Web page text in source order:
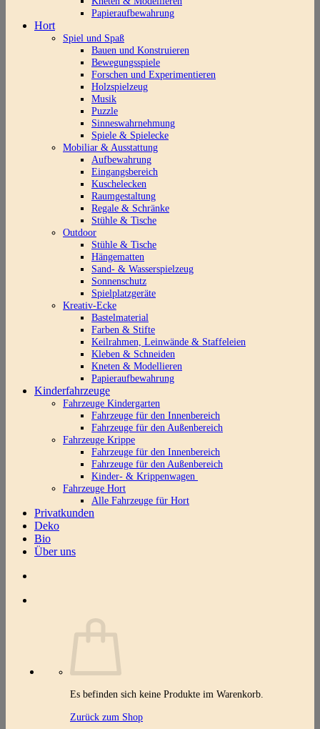
Papieraufbewahrung
Hort
Spiel und Spaß
Bauen und Konstruieren
Bewegungsspiele
Forschen und Experimentieren
Holzspielzeug
Musik
Puzzle
Sinneswahrnehmung
Spiele & Spielecke
Mobiliar & Ausstattung
Aufbewahrung
Eingangsbereich
Kuschelecken
Raumgestaltung
Regale & Schränke
Stühle & Tische
Outdoor
Stühle & Tische
Hängematten
Sand- & Wasserspielzeug
Sonnenschutz
Spielplatzgeräte
Kreativ-Ecke
Bastelmaterial
Farben & Stifte
Keilrahmen, Leinwände & Staffeleien
Kleben & Schneiden
Kneten & Modellieren
Papieraufbewahrung
Kinderfahrzeuge
Fahrzeuge Kindergarten
Fahrzeuge für den Innenbereich
Fahrzeuge für den Außenbereich
Fahrzeuge Krippe
Fahrzeuge für den Innenbereich
Fahrzeuge für den Außenbereich
Kinder- & Krippenwagen
Fahrzeuge Hort
Alle Fahrzeuge für Hort
Privatkunden
Deko
Bio
Über uns
Es befinden sich keine Produkte im Warenkorb.
Zurück zum Shop